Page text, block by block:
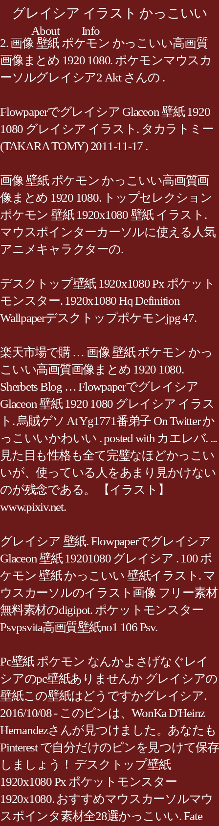
グレイシア イラスト かっこいい
About
Info
2. 画像 壁紙 ポケモン かっこいい高画質
画像まとめ 1920 1080. ポケモンマウスカ
ーソルグレイシア2 Akt さんの .
Flowpaperでグレイシア Glaceon 壁紙 1920
1080 グレイシア イラスト. タカラトミー
(TAKARA TOMY) 2011-11-17 .
画像 壁紙 ポケモン かっこいい高画質画
像まとめ 1920 1080. トップセレクション
ポケモン 壁紙 1920x1080 壁紙 イラスト.
マウスポインターカーソルに使える人気
アニメキャラクターの.
デスクトップ壁紙 1920x1080 Px ポケット
モンスター. 1920x1080 Hq Definition
Wallpaperデスクトップポケモンjpg 47.
楽天市場で購 … 画像 壁紙 ポケモン かっ
こいい高画質画像まとめ 1920 1080.
Sherbets Blog … Flowpaperでグレイシア
Glaceon 壁紙 1920 1080 グレイシア イラス
ト. 烏賊ゲソ At Yg1771番弟子 On Twitter か
っこいいかわいい . posted with カエレバ. ...
見た目も性格も全て完璧なほどかっこい
いが、使っている人をあまり見かけない
のが残念である。 【イラスト】
www.pixiv.net.
グレイシア 壁紙. Flowpaperでグレイシア
Glaceon 壁紙 19201080 グレイシア . 100 ポ
ケモン 壁紙 かっこいい 壁紙イラスト. マ
ウスカーソルのイラスト画像 フリー素材
無料素材のdigipot. ポケットモンスター
Psvpsvita高画質壁紙no1 106 Psv.
Pc壁紙 ポケモン なんかよさげなぐレイ
シアのpc壁紙ありませんか グレイシアの
壁紙この壁紙はどうですかグレイシア.
2016/10/08 - このピンは、WonKa D'Heinz
Hernandezさんが見つけました。あなたも
Pinterest で自分だけのピンを見つけて保存
しましょう！ デスクトップ壁紙
1920x1080 Px ポケットモンスター
1920x1080. おすすめマウスカーソルマウ
スポインタ素材全28選かっこいい. Fate